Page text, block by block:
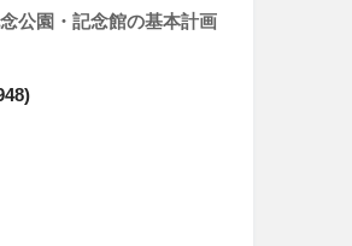
公園・記念館の基本計画